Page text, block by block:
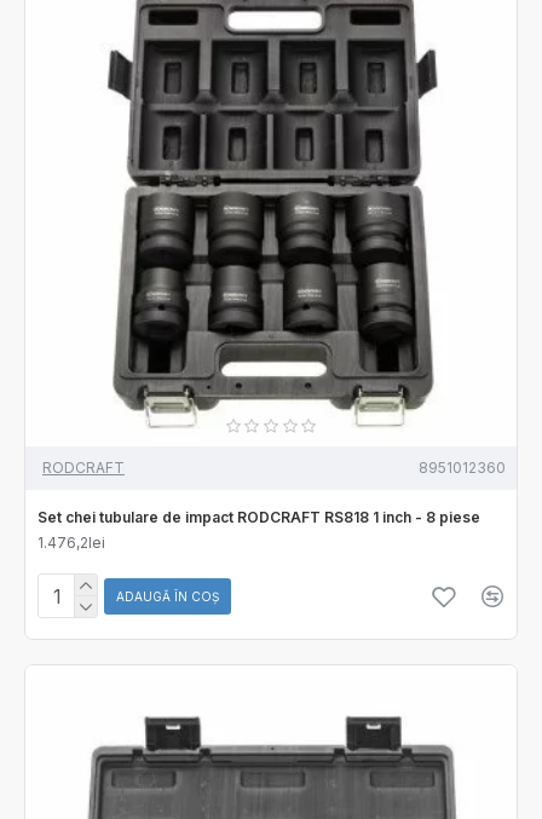
RODCRAFT 8951012360
Set chei tubulare de impact RODCRAFT RS818 1 inch - 8 piese
1.476,2lei
ADAUGĂ ÎN COŞ